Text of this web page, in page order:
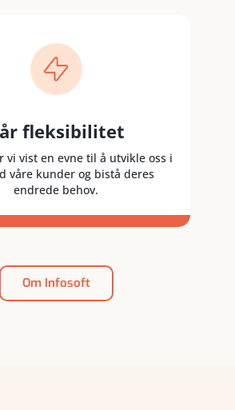
fleksibilitet
vi vist en evne til å utvikle oss i
våre kunder og bistå deres
endrede behov.
Om Infosoft